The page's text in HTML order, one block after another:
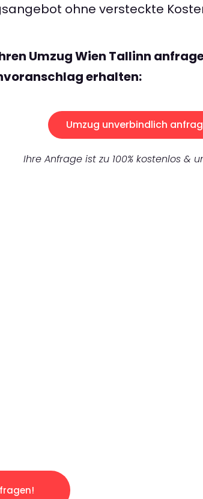
ohne versteckte
Umzug Wien Tallinn
erhalten:
Umzug unverbindlich
Ihre Anfrage ist zu 100% kostenlos &